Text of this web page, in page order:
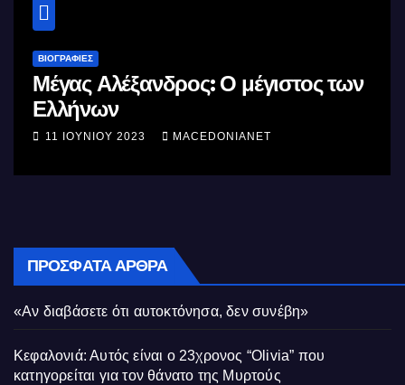
ΒΙΟΓΡΑΦΊΕΣ
Μέγας Αλέξανδρος: Ο μέγιστος των
Ελλήνων
11 ΙΟΥΝΊΟΥ 2023 MACEDONIANET
ΠΡΌΣΦΑΤΑ ΆΡΘΡΑ
«Αν διαβάσετε ότι αυτοκτόνησα, δεν συνέβη»
Κεφαλονιά: Αυτός είναι ο 23χρονος “Olivia” που
κατηγορείται για τον θάνατο της Μυρτούς